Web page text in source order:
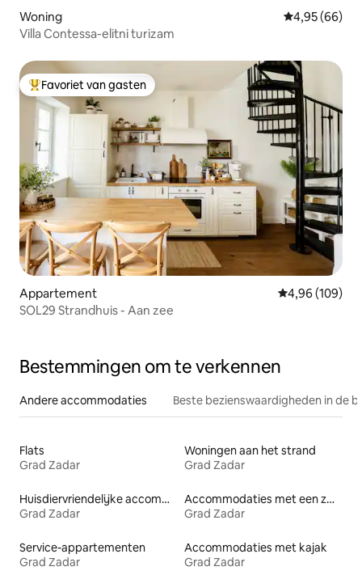
Woning Gemiddelde
4,95 (66)
Villa Contessa-elitni turizam
Topfavoriet van gasten
Favoriet van gasten
Appartement Gemiddelde
4,96 (109)
SOL29 Strandhuis - Aan zee
Bestemmingen om te verkennen
Andere accommodaties Beste bezienswaardigheden in de
Flats
Grad Zadar
Woningen aan het strand
Grad Zadar
Huisdiervriendelijke accommodaties
Grad Zadar
Accommodaties met een zwembad
Grad Zadar
Service-appartementen
Grad Zadar
Accommodaties met kajak
Grad Zadar